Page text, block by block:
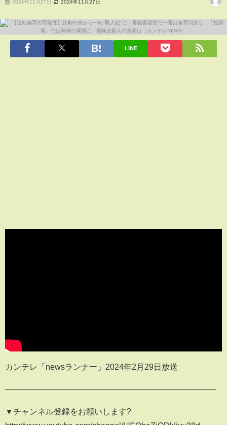
2024年11月27日 2024年11月27日
LINE
カンテレ「newsランナー」2024年2月29日放送
――――――――――――――――――――――――――
▼チャンネル登録をお願いします?